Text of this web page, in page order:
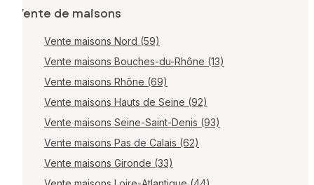
Vente de maisons
Vente maisons Nord (59)
Vente maisons Bouches-du-Rhône (13)
Vente maisons Rhône (69)
Vente maisons Hauts de Seine (92)
Vente maisons Seine-Saint-Denis (93)
Vente maisons Pas de Calais (62)
Vente maisons Gironde (33)